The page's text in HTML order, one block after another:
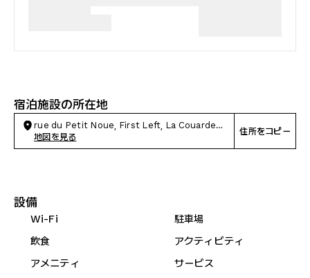
宿泊施設の所在地
rue du Petit Noue, First Left, La Couarde-
sur-Mer
地図を見る
住所をコピー
設備
Wi-Fi
駐車場
飲食
アクティビティ
アメニティ
サービス